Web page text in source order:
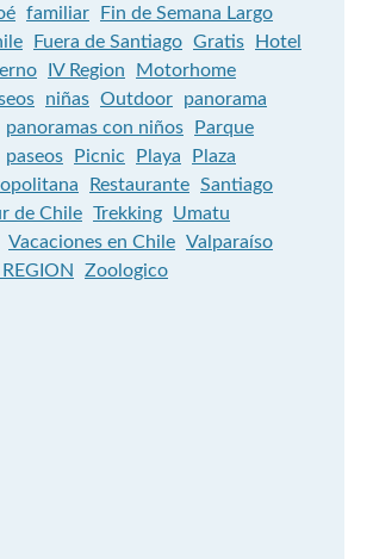
familiar
Fin de Semana Largo
Fuera de Santiago Gratis
Hotel
IV Region
Motorhome
niñas Outdoor
panorama
panoramas con niños
Parque
paseos Picnic Playa
Plaza
Restaurante Santiago
de Chile Trekking
Umatu
Vacaciones en Chile Valparaíso
Zoologico